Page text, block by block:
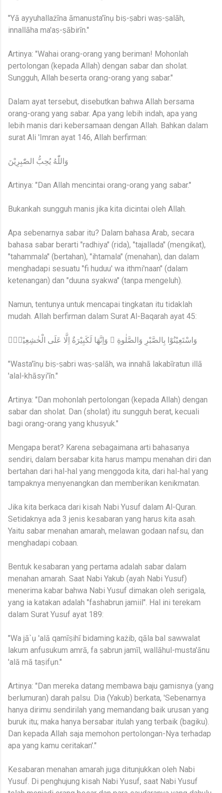
"Yā ayyuhallażīna āmanusta'īnụ biṣ-ṣabri waṣ-ṣalāh,
innallāha ma'aṣ-ṣābirīn."
Artinya: "Wahai orang-orang yang beriman! Mohonlah
pertolongan (kepada Allah) dengan sabar dan sholat.
Sungguh, Allah beserta orang-orang yang sabar."
Dalam ayat tersebut, disebutkan bahwa Allah bersama
orang-orang yang sabar. Apa yang lebih indah, apa yang
lebih manis dari kebersamaan dengan Allah. Bahkan dalam
surat Ali 'Imran ayat 146, Allah berfirman:
وَاللّٰهُ يُحِبُّ الصّٰبِرِيْنَ
Artinya: "Dan Allah mencintai orang-orang yang sabar."
Bukankah sungguh manis jika kita dicintai oleh Allah.
Apa sebenarnya sabar itu? Dalam bahasa Arab, secara
bahasa sabar berarti "radhiya" (rida), "tajallada" (mengikat),
"tahammala" (bertahan), "ihtamala" (menahan), dan dalam
menghadapi sesuatu "fi huduu' wa ithmi'naan" (dalam
ketenangan) dan "duuna syakwa" (tanpa mengeluh).
Namun, tentunya untuk mencapai tingkatan itu tidaklah
mudah. Allah berfirman dalam Surat Al-Baqarah ayat 45:
وَاسْتَعِيْنُوْا بِالصَّبْرِ وَالصَّلٰوةِ ۗ وَاِنَّهَا لَكَبِيْرَةٌ اِلَّا عَلَى الْخٰشِعِيْنَۙ
"Wasta'īnụ biṣ-ṣabri waṣ-ṣalāh, wa innahā lakabīratun illā
'alal-khāsyi'īn."
Artinya: "Dan mohonlah pertolongan (kepada Allah) dengan
sabar dan sholat. Dan (sholat) itu sungguh berat, kecuali
bagi orang-orang yang khusyuk."
Mengapa berat? Karena sebagaimana arti bahasanya
sendiri, dalam bersabar kita harus mampu menahan diri dan
bertahan dari hal-hal yang menggoda kita, dari hal-hal yang
tampaknya menyenangkan dan memberikan kenikmatan.
Jika kita berkaca dari kisah Nabi Yusuf dalam Al-Quran.
Setidaknya ada 3 jenis kesabaran yang harus kita asah.
Yaitu sabar menahan amarah, melawan godaan nafsu, dan
menghadapi cobaan.
Bentuk kesabaran yang pertama adalah sabar dalam
menahan amarah. Saat Nabi Yakub (ayah Nabi Yusuf)
menerima kabar bahwa Nabi Yusuf dimakan oleh serigala,
yang ia katakan adalah "fashabrun jamiil". Hal ini terekam
dalam Surat Yusuf ayat 189:
"Wa jā`ụ 'alā qamīṣihī bidaming każib, qāla bal sawwalat
lakum anfusukum amrā, fa ṣabrun jamīl, wallāhul-musta'ānu
'alā mā taṣifụn."
Artinya: "Dan mereka datang membawa baju gamisnya (yang
berlumuran) darah palsu. Dia (Yakub) berkata, 'Sebenarnya
hanya dirimu sendirilah yang memandang baik urusan yang
buruk itu; maka hanya bersabar itulah yang terbaik (bagiku).
Dan kepada Allah saja memohon pertolongan-Nya terhadap
apa yang kamu ceritakan'."
Kesabaran menahan amarah juga ditunjukkan oleh Nabi
Yusuf. Di penghujung kisah Nabi Yusuf, saat Nabi Yusuf